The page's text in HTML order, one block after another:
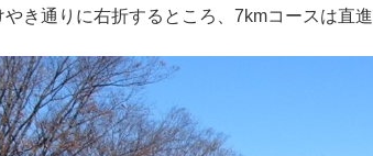
き通りに右折するところ、7kmコースは直進